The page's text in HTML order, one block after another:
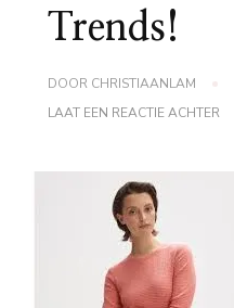
Trends!
DOOR CHRISTIAANLAM
LAAT EEN REACTIE ACHTER